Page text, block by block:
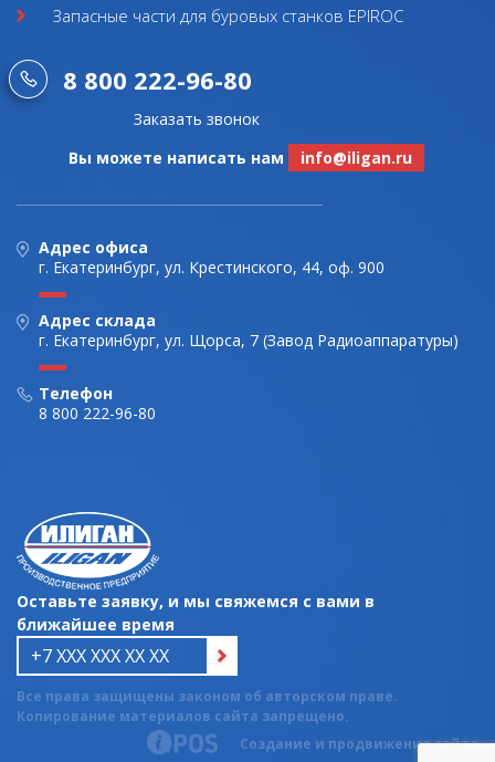
Запасные части для буровых станков EPIROC
8 800 222-96-80
Заказать звонок
Вы можете написать нам
info@iligan.ru
Адрес офиса
г. Екатеринбург, ул. Крестинского, 44, оф. 900
Адрес склада
г. Екатеринбург, ул. Щорса, 7 (Завод Радиоаппаратуры)
Телефон
8 800 222-96-80
Оставьте заявку, и мы свяжемся с вами в
ближайшее время
Все права защищены законом об авторском праве.
Копирование материалов сайта запрещено.
Создание и продвижение сайта